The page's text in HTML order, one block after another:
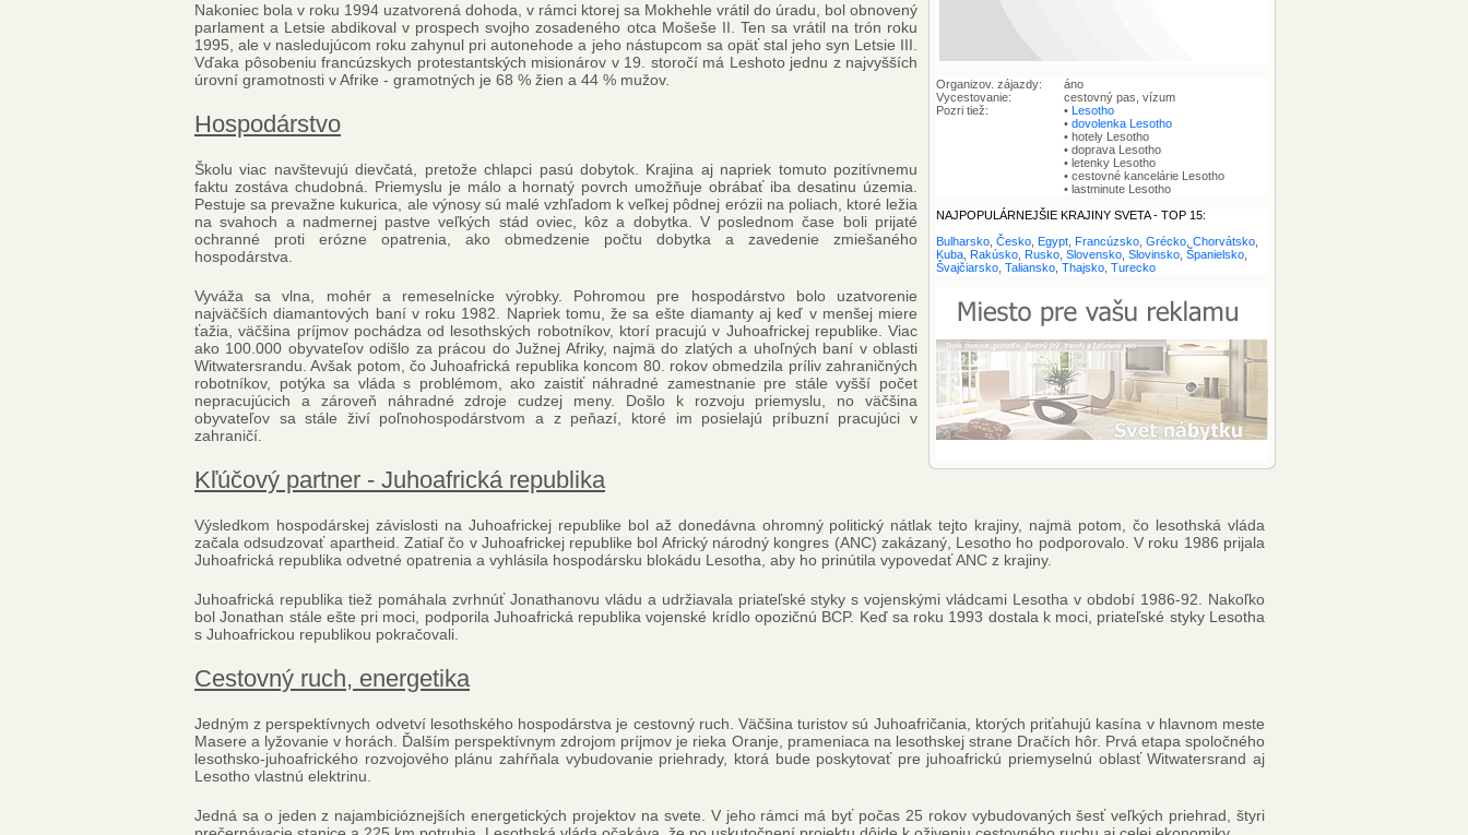
Organizov. zájazdy:
áno
Vycestovanie:
cestovný pas, vízum
Pozri tiež:
• Lesotho
• dovolenka Lesotho
• hotely Lesotho
• doprava Lesotho
• letenky Lesotho
• cestovné kancelárie Lesotho
• lastminute Lesotho
NAJPOPULÁRNEJŠIE KRAJINY SVETA - TOP 15:
Bulharsko Česko Egypt Francúzsko Grécko Chorvátsko
Kuba Rakúsko Rusko Slovensko Slovinsko Španielsko
Švajčiarsko Taliansko Thajsko Turecko
Nakoniec bola v roku 1994 uzatvorená dohoda, v rámci ktorej sa Mokhehle vrátil do úradu, bol obnovený
parlament a Letsie abdikoval v prospech svojho zosadeného otca Mošeše II. Ten sa vrátil na trón roku
1995, ale v nasledujúcom roku zahynul pri autonehode a jeho nástupcom sa opäť stal jeho syn Letsie III.
Vďaka pôsobeniu francúzskych protestantských misionárov v 19. storočí má Leshoto jednu z najvyšších
úrovní gramotnosti v Afrike - gramotných je 68 % žien a 44 % mužov.
Hospodárstvo
Školu viac navštevujú dievčatá, pretože chlapci pasú dobytok. Krajina aj napriek tomuto pozitívnemu
faktu zostáva chudobná. Priemyslu je málo a hornatý povrch umožňuje obrábať iba desatinu územia.
Pestuje sa prevažne kukurica, ale výnosy sú malé vzhľadom k veľkej pôdnej erózii na poliach, ktoré ležia
na svahoch a nadmernej pastve veľkých stád oviec, kôz a dobytka. V poslednom čase boli prijaté
ochranné proti erózne opatrenia, ako obmedzenie počtu dobytka a zavedenie zmiešaného
hospodárstva.
Vyváža sa vlna, mohér a remeselnícke výrobky. Pohromou pre hospodárstvo bolo uzatvorenie
najväčších diamantových baní v roku 1982. Napriek tomu, že sa ešte diamanty aj keď v menšej miere
ťažia, väčšina príjmov pochádza od lesothských robotníkov, ktorí pracujú v Juhoafrickej republike. Viac
ako 100.000 obyvateľov odišlo za prácou do Južnej Afriky, najmä do zlatých a uhoľných baní v oblasti
Witwatersrandu. Avšak potom, čo Juhoafrická republika koncom 80. rokov obmedzila príliv zahraničných
robotníkov, potýka sa vláda s problémom, ako zaistiť náhradné zamestnanie pre stále vyšší počet
nepracujúcich a zároveň náhradné zdroje cudzej meny. Došlo k rozvoju priemyslu, no väčšina
obyvateľov sa stále živí poľnohospodárstvom a z peňazí, ktoré im posielajú príbuzní pracujúci v
zahraničí.
Kľúčový partner - Juhoafrická republika
Výsledkom hospodárskej závislosti na Juhoafrickej republike bol až donedávna ohromný politický nátlak tejto krajiny, najmä potom, čo lesothská vláda
začala odsudzovať apartheid. Zatiaľ čo v Juhoafrickej republike bol Africký národný kongres (ANC) zakázaný, Lesotho ho podporovalo. V roku 1986 prijala
Juhoafrická republika odvetné opatrenia a vyhlásila hospodársku blokádu Lesotha, aby ho prinútila vypovedať ANC z krajiny.
Juhoafrická republika tiež pomáhala zvrhnúť Jonathanovu vládu a udržiavala priateľské styky s vojenskými vládcami Lesotha v období 1986-92. Nakoľko
bol Jonathan stále ešte pri moci, podporila Juhoafrická republika vojenské krídlo opozičnú BCP. Keď sa roku 1993 dostala k moci, priateľské styky Lesotha
s Juhoafrickou republikou pokračovali.
Cestovný ruch, energetika
Jedným z perspektívnych odvetví lesothského hospodárstva je cestovný ruch. Väčšina turistov sú Juhoafričania, ktorých priťahujú kasína v hlavnom meste
Masere a lyžovanie v horách. Ďalším perspektívnym zdrojom príjmov je rieka Oranje, prameniaca na lesothskej strane Dračích hôr. Prvá etapa spoločného
lesothsko-juhoafrického rozvojového plánu zahŕňala vybudovanie priehrady, ktorá bude poskytovať pre juhoafrickú priemyselnú oblasť Witwatersrand aj
Lesotho vlastnú elektrinu.
Jedná sa o jeden z najambicióznejších energetických projektov na svete. V jeho rámci má byť počas 25 rokov vybudovaných šesť veľkých priehrad, štyri